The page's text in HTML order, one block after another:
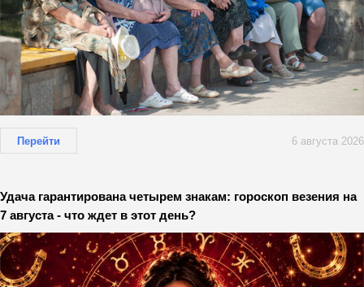
Перейти 6 августа 2026
Удача гарантирована четырем знакам: гороскоп везения на
7 августа - что ждет в этот день?